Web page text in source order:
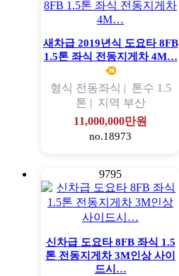
새차급 2019년식 도요타 8FB
1.5톤 좌식 전동지게차 4M…
형식 전동좌식 | 톤수 1.5
톤 | 지역 부산
11,000,000만원
no.18973
9795
신차급 도요타 8FB 좌식 1.5
톤 전동지게차 3M인상 사이
드시…